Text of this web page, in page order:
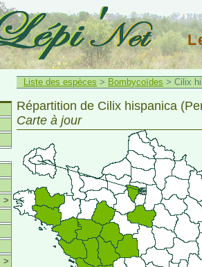
>
>
Liste des espèces > Bombycoïdes > Cilix
Répartition de Cilix hispanica
Carte à jour